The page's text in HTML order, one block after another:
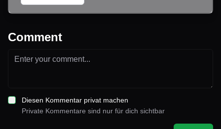
Comment
Diesen Kommentar privat machen
Private Kommentare sind nur für dich sichtbar